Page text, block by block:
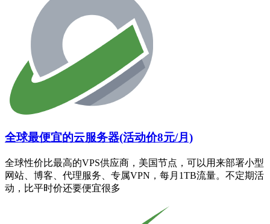
全球最便宜的云服务器(活动价8元/月)
全球性价比最高的VPS供应商，美国节点，可以用来部署小型
网站、博客、代理服务、专属VPN，每月1TB流量。不定期活
动，比平时价还要便宜很多